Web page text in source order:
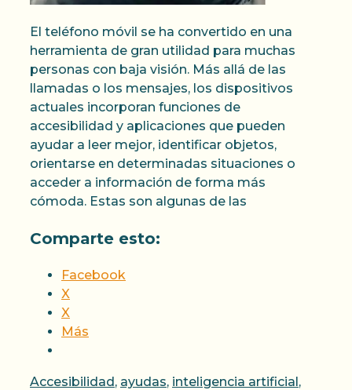
El teléfono móvil se ha convertido en una
herramienta de gran utilidad para muchas
personas con baja visión. Más allá de las
llamadas o los mensajes, los dispositivos
actuales incorporan funciones de
accesibilidad y aplicaciones que pueden
ayudar a leer mejor, identificar objetos,
orientarse en determinadas situaciones o
acceder a información de forma más
cómoda. Estas son algunas de las
Comparte esto:
Facebook
X
X
Más
Categorías
Accesibilidad, ayudas, inteligencia artificial,